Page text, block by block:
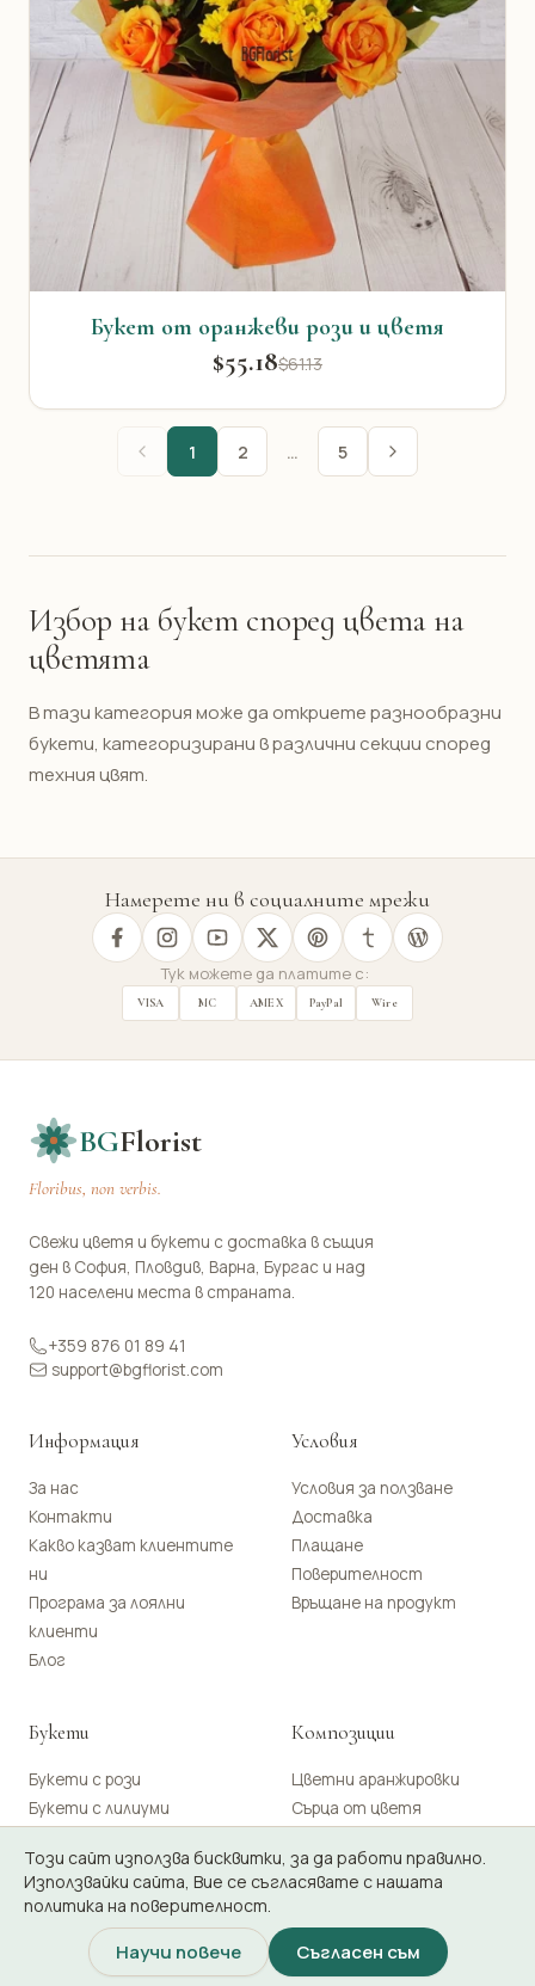
Този сайт използва бисквитки, за да работи правилно.
Използвайки сайта, Вие се съгласявате с нашата
политика на поверителност.
Научи повече Съгласен съм
Букет от оранжеви рози и цветя
$55.18$61.13
1 2 … 5
Избор на букет според цвета на
цветята
В тази категория може да откриете разнообразни
букети, категоризирани в различни секции според
техния цвят.
Намерете ни в социалните мрежи
Тук можете да платите с:
VISA MC AMEX PayPal Wire
BGFlorist
Floribus, non verbis.
Свежи цветя и букети с доставка в същия
ден в София, Пловдив, Варна, Бургас и над
120 населени места в страната.
+359 876 01 89 41
support@bgflorist.com
Информация
За нас
Контакти
Какво казват клиентите
ни
Програма за лоялни
клиенти
Блог
Условия
Условия за ползване
Доставка
Плащане
Поверителност
Връщане на продукт
Букети
Букети с рози
Букети с лилиуми
Букети с гербери
Букети с орхидеи
Композиции
Цветни аранжировки
Сърца от цветя
Кошници с плодове
Букети от бонбони